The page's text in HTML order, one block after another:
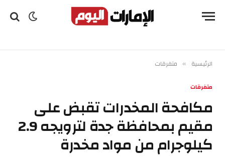
الرئيسية » متفرقات
متفرقات
مكافحة المخدرات تقبض على
مقيم بمحافظة جدة لترويجه 2.9
كيلوجرام من مواد مخدرة